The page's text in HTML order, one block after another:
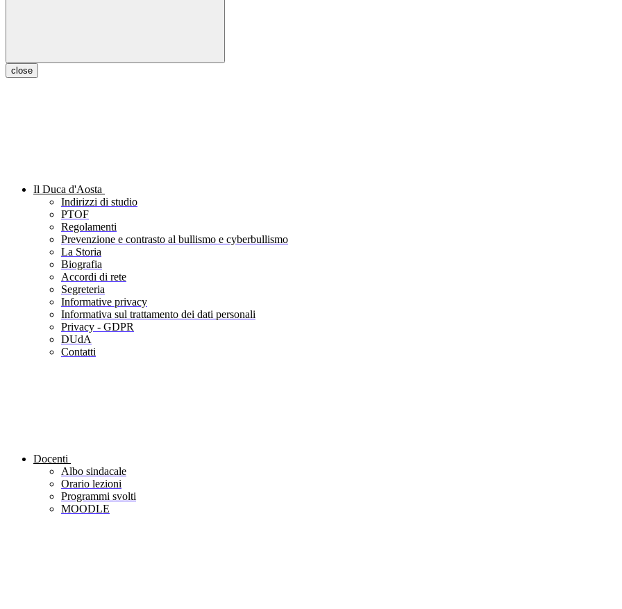
close
Il Duca d'Aosta
Indirizzi di studio
PTOF
Regolamenti
Prevenzione e contrasto al bullismo e cyberbullismo
La Storia
Biografia
Accordi di rete
Segreteria
Informative privacy
Informativa sul trattamento dei dati personali
Privacy - GDPR
DUdA
Contatti
Docenti
Albo sindacale
Orario lezioni
Programmi svolti
MOODLE